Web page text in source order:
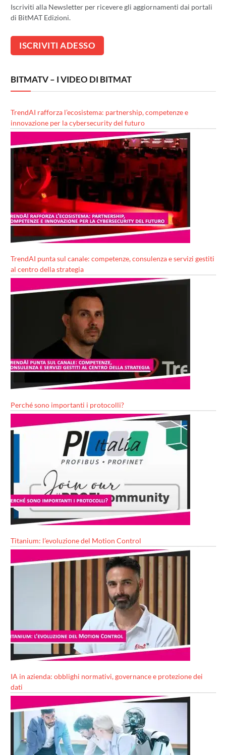
Iscriviti alla Newsletter per ricevere gli aggiornamenti dai portali
di BitMAT Edizioni.
BITMATV – I VIDEO DI BITMAT
TrendAI rafforza l’ecosistema: partnership, competenze e
innovazione per la cybersecurity del futuro
TrendAI punta sul canale: competenze, consulenza e servizi gestiti
al centro della strategia
Perché sono importanti i protocolli?
Titanium: l’evoluzione del Motion Control
IA in azienda: obblighi normativi, governance e protezione dei
dati